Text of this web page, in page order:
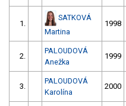
1.
SATKOVÁ
Martina
1998
2.
PALOUDOVÁ
Anežka
1999
3.
PALOUDOVÁ
Karolína
2000